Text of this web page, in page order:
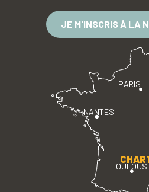
JE M'INSCRIS À LA
PARIS
NANTES